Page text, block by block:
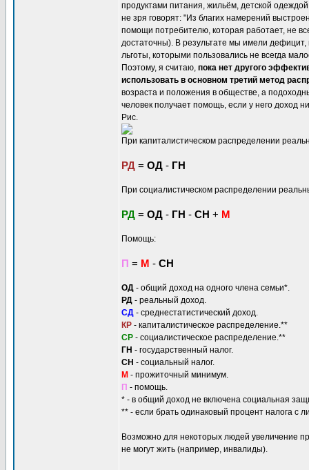
продуктами питания, жильём, детской
не зря говорят: "Из благих намерений
помощи потребителю, которая работает, не
достаточны). В результате мы имели
льготы, которыми пользовались не всегда
Поэтому, я считаю, пока нет другого
использовать в основном третий метод
возраста и положения в обществе, а
человек получает помощь, если у него доход
Рис.
При капиталистическом распределении
РД = ОД - ГН
При социалистическом распределении
РД = ОД - ГН - СН + М
Помощь:
П = М - СН
ОД - общий доход на одного члена семьи*.
РД - реальный доход.
СД - среднестатистический доход.
КР - капиталистическое распределение.**
СР - социалистическое распределение.**
ГН - государственный налог.
СН - социальный налог.
М - прожиточный минимум.
П - помощь.
* - в общий доход не включена социальная
** - если брать одинаковый процент налога c
Возможно для некоторых людей увеличение
не могут жить (например, инвалиды).